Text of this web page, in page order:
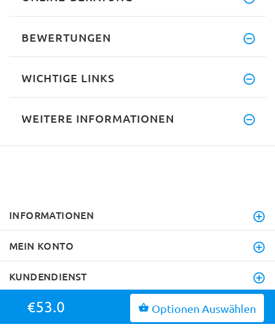
€53.0 Optionen Auswählen
BEWERTUNGEN
WICHTIGE LINKS
WEITERE INFORMATIONEN
INFORMATIONEN
MEIN KONTO
KUNDENDIENST